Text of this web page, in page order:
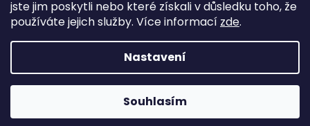
jste jim poskytli nebo které získali v důsledku toho, že
používáte jejich služby. Více informací zde.
Nastavení
Souhlasím
Novinky na e-shopu: DO KONCE ČERVNA JSME SI PRO VÁS
Facebook
Vytvořil Shoptet
Coffee-vending
vyhrazena.